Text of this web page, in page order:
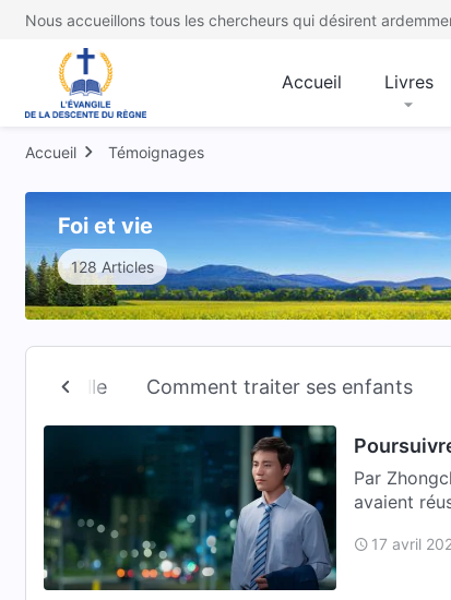
Nous accueillons tous les chercheurs qui désirent
Accueil Livres
Accueil Témoignages
Foi et vie
128 Articles
Famille Comment traiter ses enfants
Par
avaient
17 avril